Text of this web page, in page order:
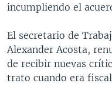
incumpliendo el
El secretario de
Alexander Acosta,
de recibir nuevas
trato cuando era